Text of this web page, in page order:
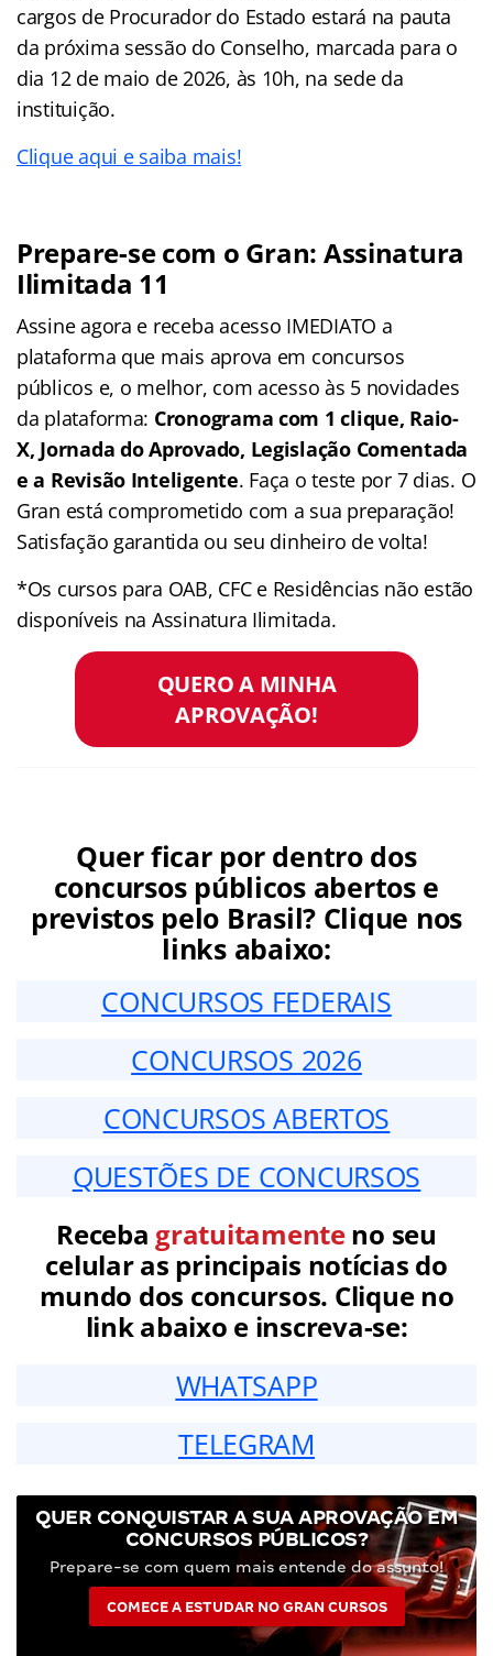
cargos de Procurador do Estado estará na pauta
da próxima sessão do Conselho, marcada para o
dia 12 de maio de 2026, às 10h, na sede da
instituição.
Clique aqui e saiba mais!
Prepare-se com o Gran: Assinatura
Ilimitada 11
Assine agora e receba acesso IMEDIATO a
plataforma que mais aprova em concursos
públicos e, o melhor, com acesso às 5 novidades
da plataforma: Cronograma com 1 clique, Raio-
X, Jornada do Aprovado, Legislação Comentada
e a Revisão Inteligente. Faça o teste por 7 dias. O
Gran está comprometido com a sua preparação!
Satisfação garantida ou seu dinheiro de volta!
*Os cursos para OAB, CFC e Residências não estão
disponíveis na Assinatura Ilimitada.
QUERO A MINHA
APROVAÇÃO!
Quer ficar por dentro dos
concursos públicos abertos e
previstos pelo Brasil? Clique nos
links abaixo:
CONCURSOS FEDERAIS
CONCURSOS 2026
CONCURSOS ABERTOS
QUESTÕES DE CONCURSOS
Receba gratuitamenteno seu
celular as principais notícias do
mundo dos concursos. Clique no
link abaixo e inscreva-se:
WHATSAPP
TELEGRAM
QUER CONQUISTAR A SUA APROVAÇÃO EM
CONCURSOS PÚBLICOS?
Prepare-se com quem mais entende do assunto!
COMECE A ESTUDAR NO GRAN CURSOS